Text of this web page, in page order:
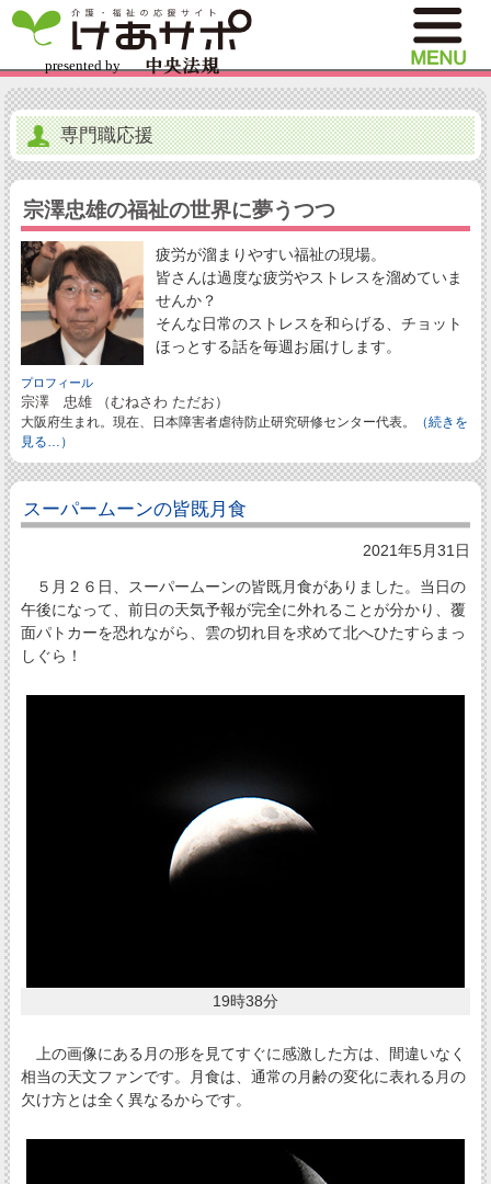
専門職応援
宗澤忠雄の福祉の世界に夢うつつ
疲労が溜まりやすい福祉の現場。
皆さんは過度な疲労やストレスを溜めていま
せんか？
そんな日常のストレスを和らげる、チョット
ほっとする話を毎週お届けします。
プロフィール
宗澤 忠雄 （むねさわ ただお）
大阪府生まれ。現在、日本障害者虐待防止研究研修センター代表。
（続きを
見る…）
スーパームーンの皆既月食
2021年5月31日
５月２６日、スーパームーンの皆既月食がありました。当日の
午後になって、前日の天気予報が完全に外れることが分かり、覆
面パトカーを恐れながら、雲の切れ目を求めて北へひたすらまっ
しぐら！
19時38分
上の画像にある月の形を見てすぐに感激した方は、間違いなく
相当の天文ファンです。月食は、通常の月齢の変化に表れる月の
欠け方とは全く異なるからです。